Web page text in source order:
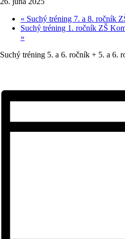
« Suchý tréning 7. a 8. ročník
Suchý tréning 1. ročník ZŠ
»
Suchý tréning 5. a 6. ročník + 5. a 6.